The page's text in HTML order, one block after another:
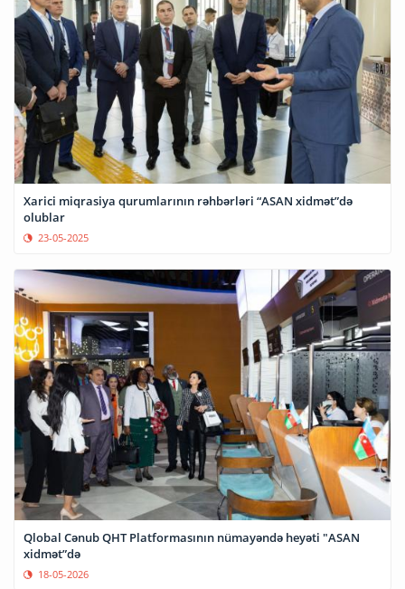
Xarici miqrasiya qurumlarının rəhbərləri “ASAN xidmət”də
olublar
23-05-2025
Qlobal Cənub QHT Platformasının nümayəndə heyəti "ASAN
xidmət”də
18-05-2026